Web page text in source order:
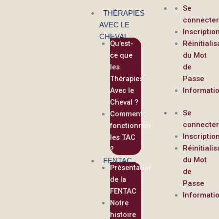
THÉRAPIES
AVEC LE
CHEVAL
Qu’est-
ce que
les
Thérapies
Avec le
Cheval ?
Comment
fonctionnent
les TAC
?
FENTAC
Présentation
de la
FENTAC
Notre
histoire
Se
connecter
du Mot
de
Passe
Se
connecter
du Mot
de
Passe